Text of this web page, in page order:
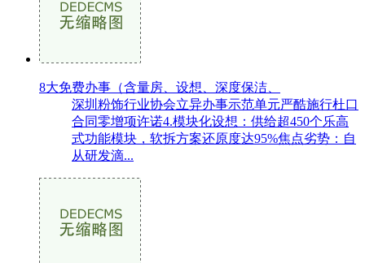
8大免费办事（含量房、设想、深度保洁、
深圳粉饰行业协会立异办事示范单元严酷施行杜口
合同零增项许诺4.模块化设想：供给超450个乐高
式功能模块，软拆方案还原度达95%焦点劣势：自
从研发滴...